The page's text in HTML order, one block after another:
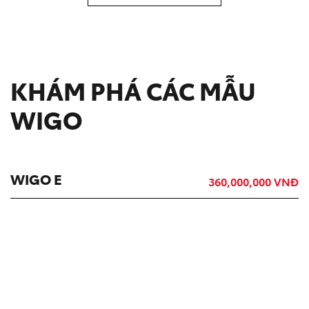
KHÁM PHÁ CÁC MẪU
WIGO
WIGO E 360,000,000 VNĐ